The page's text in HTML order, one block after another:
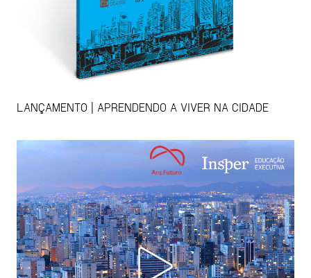
LANÇAMENTO | APRENDENDO A VIVER NA CIDADE